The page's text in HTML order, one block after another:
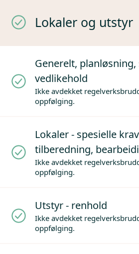
Lokaler og utstyr
Generelt,
vedlikehold
Ikke avdekket
oppfølging.
Lokaler - spesielle
tilberedning,
Ikke avdekket
oppfølging.
Utstyr - renhold
Ikke avdekket
oppfølging.